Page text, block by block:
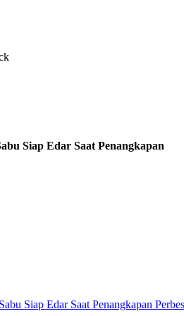
Siap Edar Saat Penangkapan